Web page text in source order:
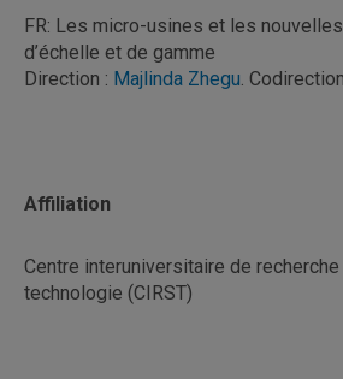
FR: Les micro-usines et les
d’échelle et de gamme
Direction : Majlinda Zhegu.
Affiliation
Centre interuniversitaire de
technologie (CIRST)